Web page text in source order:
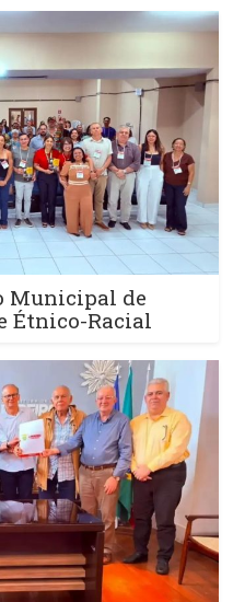
Municipal de
Étnico-Racial